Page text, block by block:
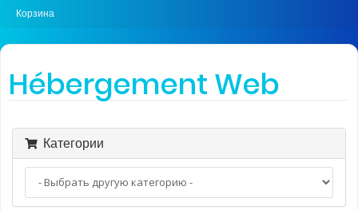
Корзина
Hébergement Web
Категории